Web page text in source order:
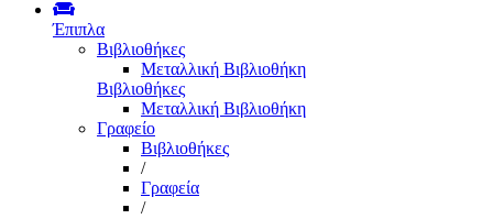
Έπιπλα
Βιβλιοθήκες
Μεταλλική Βιβλιοθήκη
Βιβλιοθήκες
Μεταλλική Βιβλιοθήκη
Γραφείο
Βιβλιοθήκες
/
Γραφεία
/